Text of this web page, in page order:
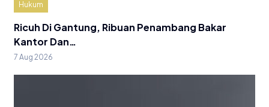
Hukum
Ricuh Di Gantung, Ribuan Penambang Bakar
Kantor Dan…
7 Aug 2026